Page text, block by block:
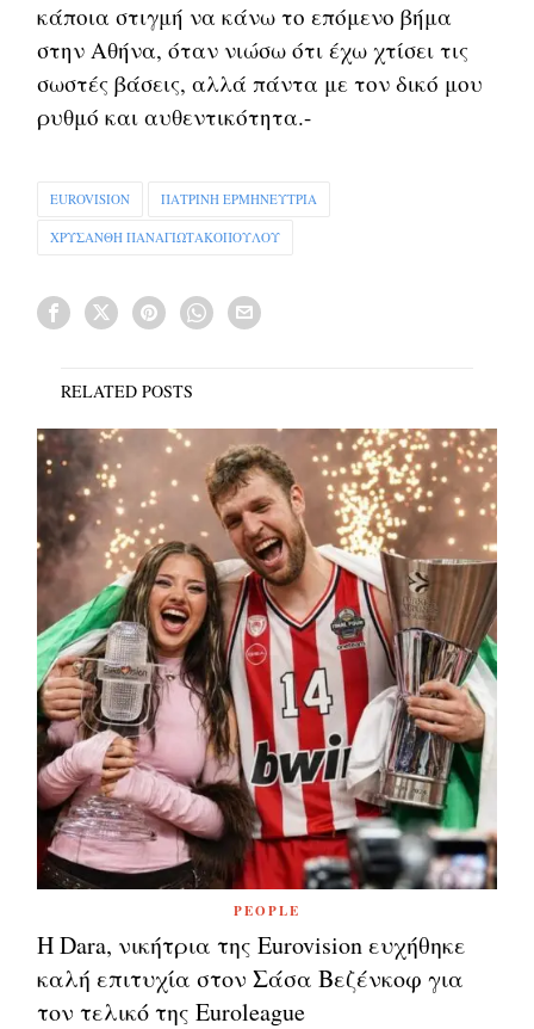
κάποια στιγμή να κάνω το επόμενο βήμα
στην Αθήνα, όταν νιώσω ότι έχω χτίσει τις
σωστές βάσεις, αλλά πάντα με τον δικό μου
ρυθμό και αυθεντικότητα.-
EUROVISION ΠΑΤΡΙΝΉ ΕΡΜΗΝΕΎΤΡΙΑ
ΧΡΥΣΆΝΘΗ ΠΑΝΑΓΙΩΤΑΚΟΠΟΎΛΟΥ
RELATED POSTS
PEOPLE
Η Dara, νικήτρια της Eurovision ευχήθηκε
καλή επιτυχία στον Σάσα Βεζένκοφ για
τον τελικό της Euroleague